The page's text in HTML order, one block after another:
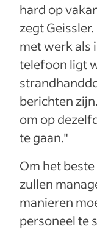
hard op
zegt
met werk als
telefoon ligt
berichten
om op
te gaan."
Om het
zullen
manieren
personeel te